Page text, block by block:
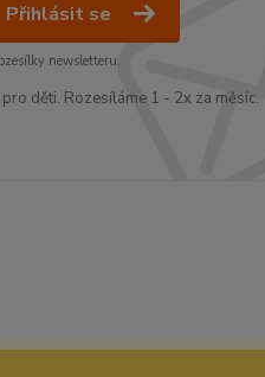
Přihlásit se
newsletteru.
děti. Rozesíláme 1 - 2x za měsíc.